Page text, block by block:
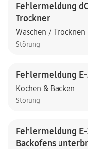
Fehlermeldung
Trockner
Waschen / Trocknen
Störung
Fehlermeldung
Kochen & Backen
Störung
Fehlermeldung
Backofens